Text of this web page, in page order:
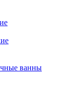
ванны